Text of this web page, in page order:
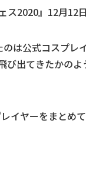
2020』12月12
は公式コスプレ
び出てきたかの
イヤーをまとめて